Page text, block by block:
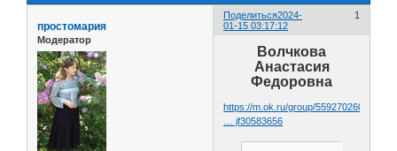
Поделиться 1
2024-
01-15 03:17:12
простомария
Модератор
Волчкова
Анастасия
Федоровна
https://m.ok.ru/group/55927026090175/
… jf30583656